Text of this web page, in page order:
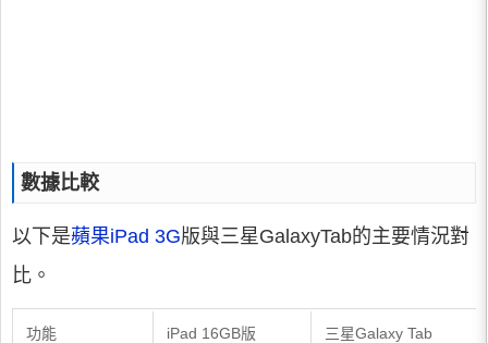
數據比較
以下是蘋果iPad 3G版與三星GalaxyTab的主要情況對
比。
功能 iPad 16GB版 三星Galaxy Tab